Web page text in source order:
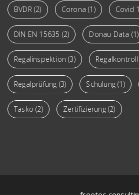
BVDR (2) Corona (1) Covid
DIN EN 15635 (2) Donau Data (1)
Regalinspektion (3)
Regalprüfung (3) Schulung (1)
Tasko (2) Zertifizierung(2)